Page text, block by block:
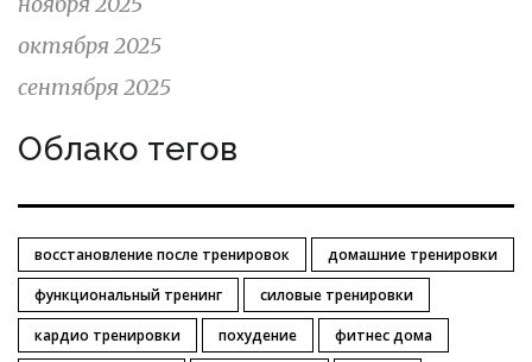
октября 2025
сентября 2025
Облако тегов
восстановление после тренировок
домашние тренировки
функциональный тренинг
силовые тренировки
кардио тренировки
похудение
фитнес дома